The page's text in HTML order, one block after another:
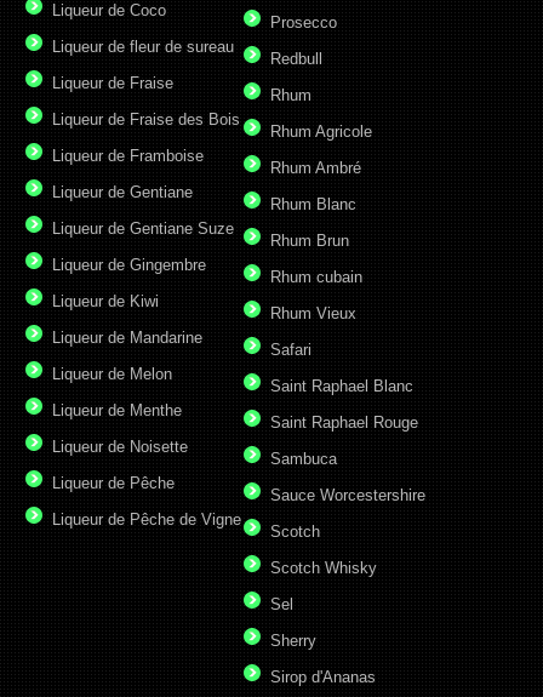
Liqueur de Coco
Liqueur de fleur de sureau
Liqueur de Fraise
Liqueur de Fraise des Bois
Liqueur de Framboise
Liqueur de Gentiane
Liqueur de Gentiane Suze
Liqueur de Gingembre
Liqueur de Kiwi
Liqueur de Mandarine
Liqueur de Melon
Liqueur de Menthe
Liqueur de Noisette
Liqueur de Pêche
Liqueur de Pêche de Vigne
Prosecco
Redbull
Rhum
Rhum Agricole
Rhum Ambré
Rhum Blanc
Rhum Brun
Rhum cubain
Rhum Vieux
Safari
Saint Raphael Blanc
Saint Raphael Rouge
Sambuca
Sauce Worcestershire
Scotch
Scotch Whisky
Sel
Sherry
Sirop d'Ananas